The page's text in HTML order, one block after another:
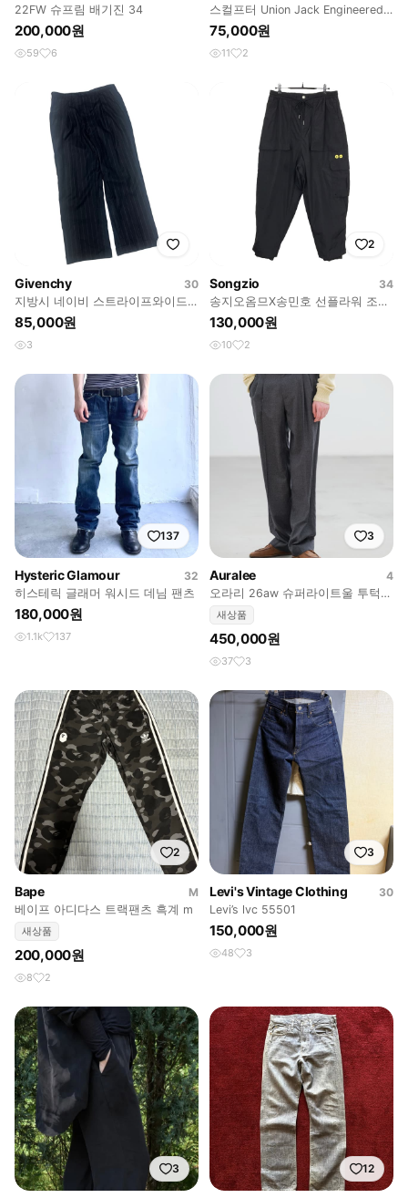
22FW 슈프림 배기진 34
200,000원
59 6
스컬프터 Union Jack Engineered
Denim Indigo
75,000원
11 2
Givenchy
30
지방시 네이비 스트라이프와이드
슬랙스
85,000원
3
2
Songzio
34
송지오옴므X송민호 선플라워 조거
트랙 팬츠 바지 남성50
130,000원
10 2
137
Hysteric Glamour
32
히스테릭 글래머 워시드 데님 팬츠
180,000원
1.1k 137
3
Auralee
4
오라리 26aw 슈퍼라이트울 투턱
슬랙스
새상품
450,000원
37 3
2
Bape
M
베이프 아디다스 트랙팬츠 흑계 m
새상품
200,000원
8 2
3
Levi's Vintage Clothing
30
Levi’s lvc 55501
150,000원
48 3
3 12